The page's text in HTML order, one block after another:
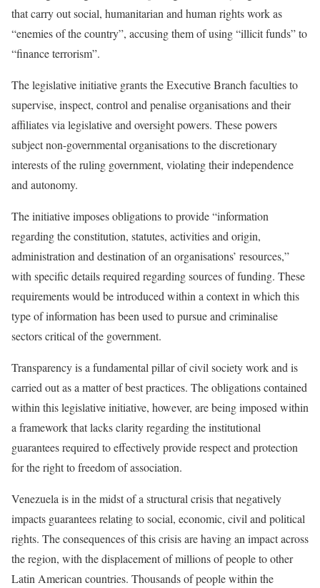
that carry out social, humanitarian and human rights work as
“enemies of the country”, accusing them of using “illicit funds” to
“finance terrorism”.
The legislative initiative grants the Executive Branch faculties to
supervise, inspect, control and penalise organisations and their
affiliates via legislative and oversight powers. These powers
subject non-governmental organisations to the discretionary
interests of the ruling government, violating their independence
and autonomy.
The initiative imposes obligations to provide “information
regarding the constitution, statutes, activities and origin,
administration and destination of an organisations’ resources,”
with specific details required regarding sources of funding. These
requirements would be introduced within a context in which this
type of information has been used to pursue and criminalise
sectors critical of the government.
Transparency is a fundamental pillar of civil society work and is
carried out as a matter of best practices. The obligations contained
within this legislative initiative, however, are being imposed within
a framework that lacks clarity regarding the institutional
guarantees required to effectively provide respect and protection
for the right to freedom of association.
Venezuela is in the midst of a structural crisis that negatively
impacts guarantees relating to social, economic, civil and political
rights. The consequences of this crisis are having an impact across
the region, with the displacement of millions of people to other
Latin American countries. Thousands of people within the